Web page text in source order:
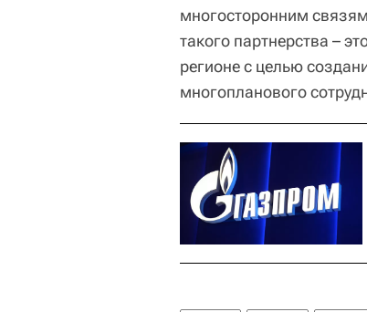
многосторонним
такого партнерства –
регионе с целью
многопланового